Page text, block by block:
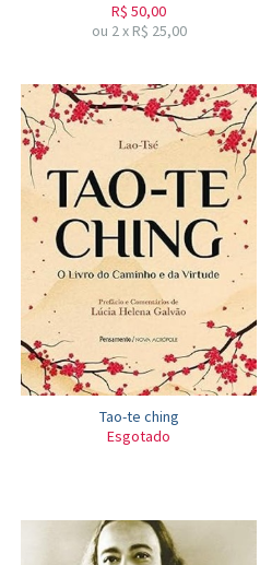
R$ 50,00
ou 2x R$ 25,00
Tao-te ching
Esgotado